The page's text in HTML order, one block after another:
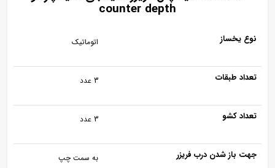
counter depth
نوع یخساز اتوماتیک
تعداد طبقات 3 عدد
تعداد کشو 3 عدد
جهت باز شدن درب فریزر به سمت چپ